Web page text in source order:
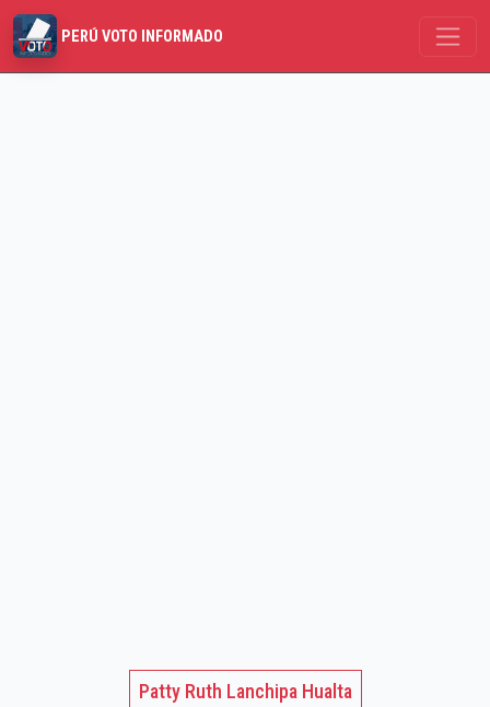
PERÚ VOTO INFORMADO
Patty Ruth Lanchipa Hualta